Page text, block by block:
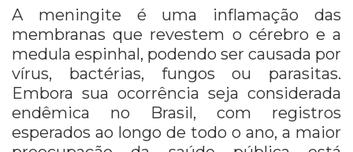
A meningite é uma inflamação das
membranas que revestem o cérebro e a
medula espinhal, podendo ser causada por
vírus, bactérias, fungos ou parasitas.
Embora sua ocorrência seja considerada
endêmica no Brasil, com registros
esperados ao longo de todo o ano, a maior